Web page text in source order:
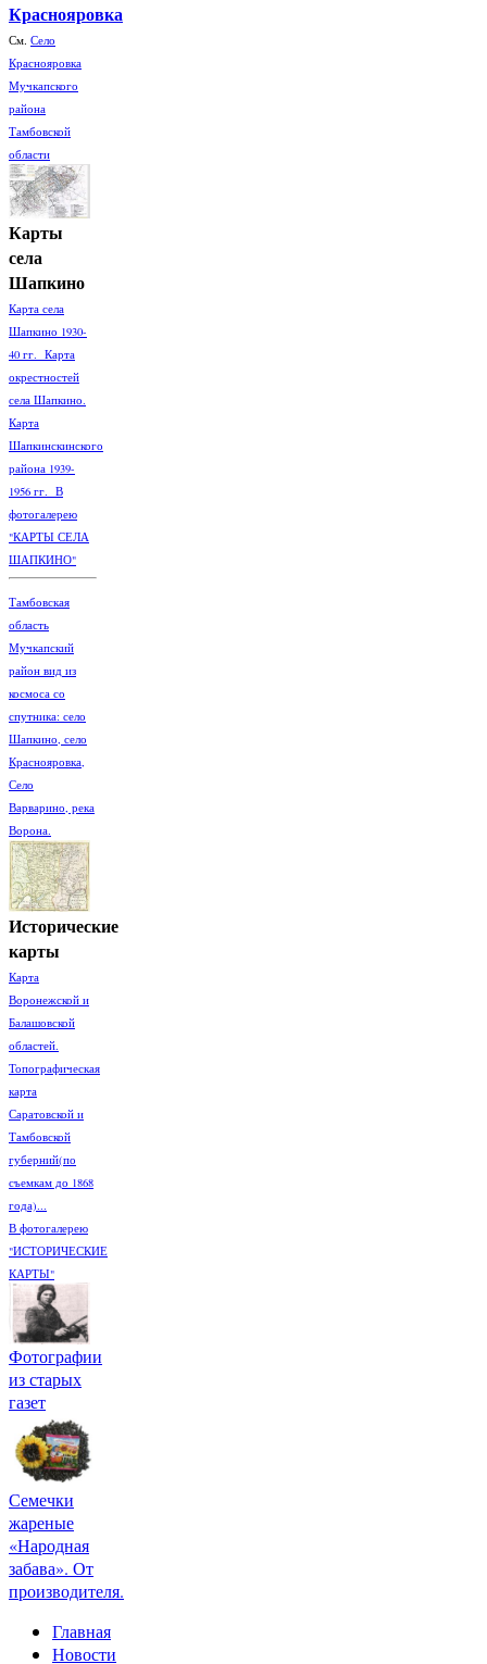
Краснояровка
См. Село
Краснояровка
Мучкапского
района
Тамбовской
области
Карты
села
Шапкино
Карта села
Шапкино 1930-
40 гг. Карта
окрестностей
села Шапкино.
Карта
Шапкинскинского
района 1939-
1956 гг. В
фотогалерею
"КАРТЫ СЕЛА
ШАПКИНО"
Тамбовская
область
Мучкапский
район вид из
космоса со
спутника: село
Шапкино, село
Краснояровка,
Село
Варварино, река
Ворона.
Исторические
карты
Карта
Воронежской и
Балашовской
областей.
Топографическая
карта
Саратовской и
Тамбовской
губерний(по
съемкам до 1868
года)...
В фотогалерею
"ИСТОРИЧЕСКИЕ
КАРТЫ"
Фотографии
из старых
газет
Семечки
жареные
«Народная
забава». От
производителя.
Главная
Новости